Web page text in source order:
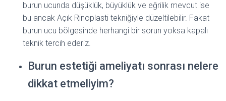
burun ucunda düşüklük, büyüklük ve eğrilik mevcut ise
bu ancak Açık Rinoplasti tekniğiyle düzeltilebilir. Fakat
burun ucu bölgesinde herhangi bir sorun yoksa kapalı
teknik tercih ederiz.
Burun estetiği ameliyatı sonrası nelere
dikkat etmeliyim?